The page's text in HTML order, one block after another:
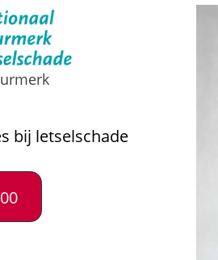
bij letselschade